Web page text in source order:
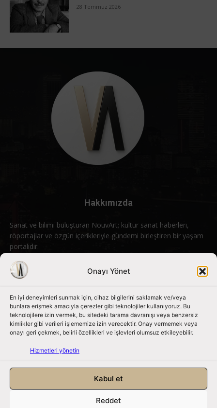
Onayı Yönet
En iyi deneyimleri sunmak için, cihaz bilgilerini saklamak ve/veya
bunlara erişmek amacıyla çerezler gibi teknolojiler kullanıyoruz. Bu
teknolojilere izin vermek, bu sitedeki tarama davranışı veya benzersiz
kimlikler gibi verileri işlememize izin verecektir. Onay vermemek veya
onayı geri çekmek, belirli özellikleri ve işlevleri olumsuz etkileyebilir.
Hizmetleri yönetin
Kabul et
Reddet
28 Temmuz 2026
Hakkımızda
Sanat ve bilimi buluşturan NouvArt; kültür sanat haberleri,
röportajlar ve özgün içerikleriyle gündemi birleştiren bir yaşam
portalıdır.
Bizimle iletişime geçin: info@nouvart.net
Bizi Takip Edin